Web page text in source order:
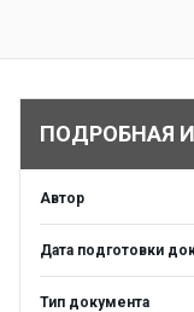
ПОДРОБНАЯ
Автор
Дата подготовки
Тип документа